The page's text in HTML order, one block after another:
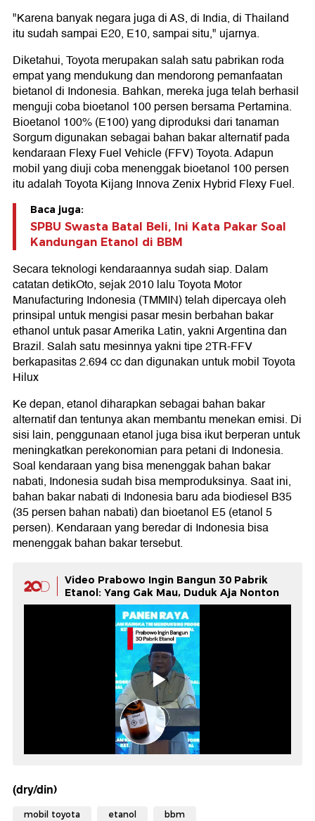
"Karena banyak negara juga di AS, di India, di Thailand
itu sudah sampai E20, E10, sampai situ," ujarnya.
Diketahui, Toyota merupakan salah satu pabrikan roda
empat yang mendukung dan mendorong pemanfaatan
bietanol di Indonesia. Bahkan, mereka juga telah berhasil
menguji coba bioetanol 100 persen bersama Pertamina.
Bioetanol 100% (E100) yang diproduksi dari tanaman
Sorgum digunakan sebagai bahan bakar alternatif pada
kendaraan Flexy Fuel Vehicle (FFV) Toyota. Adapun
mobil yang diuji coba menenggak bioetanol 100 persen
itu adalah Toyota Kijang Innova Zenix Hybrid Flexy Fuel.
Baca juga:
SPBU Swasta Batal Beli, Ini Kata Pakar Soal
Kandungan Etanol di BBM
Secara teknologi kendaraannya sudah siap. Dalam
catatan detikOto, sejak 2010 lalu Toyota Motor
Manufacturing Indonesia (TMMIN) telah dipercaya oleh
prinsipal untuk mengisi pasar mesin berbahan bakar
ethanol untuk pasar Amerika Latin, yakni Argentina dan
Brazil. Salah satu mesinnya yakni tipe 2TR-FFV
berkapasitas 2.694 cc dan digunakan untuk mobil Toyota
Hilux
Ke depan, etanol diharapkan sebagai bahan bakar
alternatif dan tentunya akan membantu menekan emisi. Di
sisi lain, penggunaan etanol juga bisa ikut berperan untuk
meningkatkan perekonomian para petani di Indonesia.
Soal kendaraan yang bisa menenggak bahan bakar
nabati, Indonesia sudah bisa memproduksinya. Saat ini,
bahan bakar nabati di Indonesia baru ada biodiesel B35
(35 persen bahan nabati) dan bioetanol E5 (etanol 5
persen). Kendaraan yang beredar di Indonesia bisa
menenggak bahan bakar tersebut.
Video Prabowo Ingin Bangun 30 Pabrik
Etanol: Yang Gak Mau, Duduk Aja Nonton
(dry/din)
mobil toyota etanol bbm